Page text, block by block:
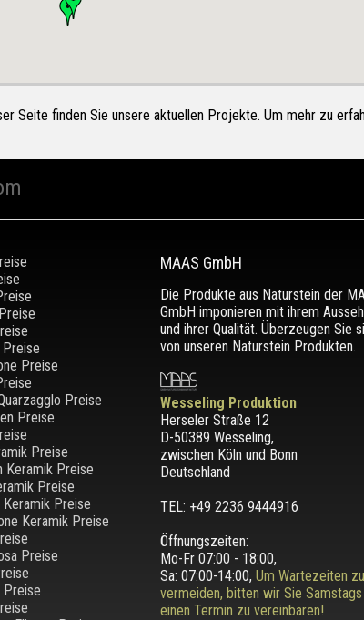
Seite finden Sie unsere aktuellen Projekte. Um mehr zu
Preise
Preise
Preise
Preise
Keramik Preise
Preise
Keramik Preise
Keramik Preise
Preise
Preise
MAAS GmbH
Die Produkte aus Naturstein der
GmbH imponieren mit ihrem
und ihrer Qualität. Überzeugen Sie
von unseren Naturstein Produkten.
Wesseling Produktion
Herseler Straße 12
D-50389 Wesseling,
zwischen Köln und Bonn
Deutschland
TEL: +49 2236 9444916
Öffnungszeiten:
Mo-Fr 07:00 - 18:00,
Sa: 07:00-14:00, Um Wartezeiten zu
vermeiden, bitten wir Sie Samstags
einen Termin zu vereinbaren!